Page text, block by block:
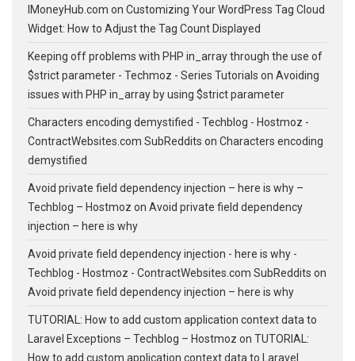
IMoneyHub.com on Customizing Your WordPress Tag Cloud
Widget: How to Adjust the Tag Count Displayed
Keeping off problems with PHP in_array through the use of
$strict parameter - Techmoz - Series Tutorials on Avoiding
issues with PHP in_array by using $strict parameter
Characters encoding demystified - Techblog - Hostmoz -
ContractWebsites.com SubReddits on Characters encoding
demystified
Avoid private field dependency injection – here is why –
Techblog – Hostmoz on Avoid private field dependency
injection – here is why
Avoid private field dependency injection - here is why -
Techblog - Hostmoz - ContractWebsites.com SubReddits on
Avoid private field dependency injection – here is why
TUTORIAL: How to add custom application context data to
Laravel Exceptions – Techblog – Hostmoz on TUTORIAL:
How to add custom application context data to Laravel